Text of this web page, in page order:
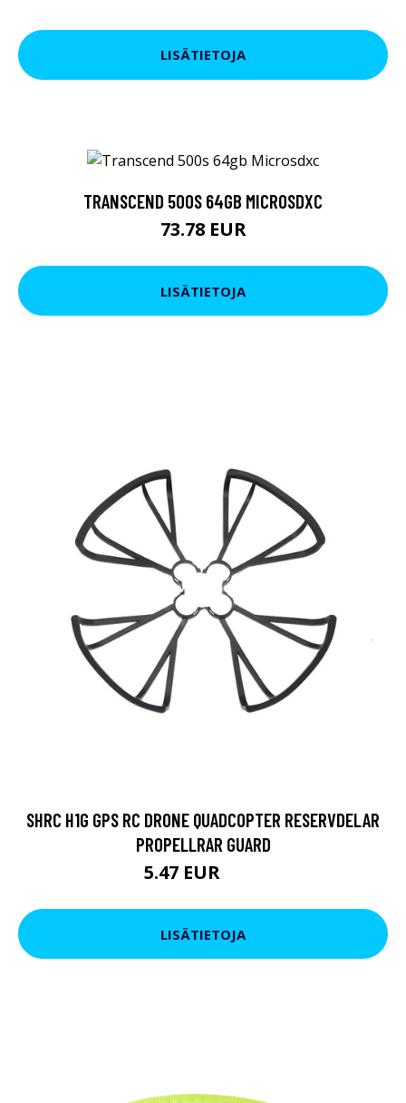
LISÄTIETOJA
TRANSCEND 500S 64GB MICROSDXC
73.78 EUR
LISÄTIETOJA
SHRC H1G GPS RC DRONE QUADCOPTER RESERVDELAR
PROPELLRAR GUARD
5.47 EUR
LISÄTIETOJA